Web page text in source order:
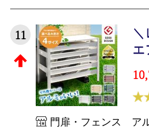
11
＼
エ
門扉・フェンス ア